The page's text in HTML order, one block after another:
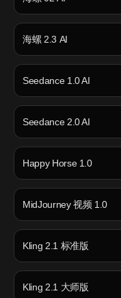
海螺 2.3 AI
Seedance 1.0 AI
Seedance 2.0 AI
Happy Horse 1.0
MidJourney 视频 1.0
Kling 2.1 标准版
Kling 2.1 大师版